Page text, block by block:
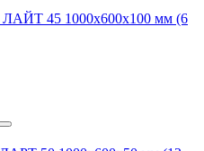
45 1000х600х100 мм (6